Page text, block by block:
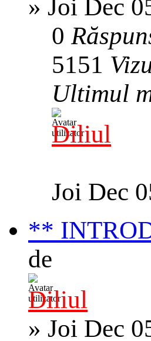
» Joi Dec
0
5151
Ultimul
Diliul
Joi Dec
**
de
Diliul
» Joi Dec